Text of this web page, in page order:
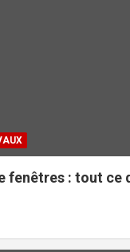
fenêtres : tout ce